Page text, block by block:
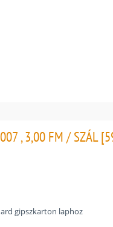
, 3,00 FM / SZÁL
gipszkarton laphoz